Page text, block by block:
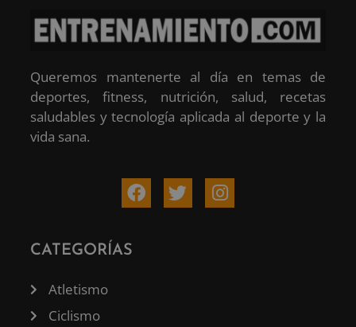
Queremos mantenerte al día en temas de
deportes, fitness, nutrición, salud, recetas
saludables y tecnología aplicada al deporte y la
vida sana.
CATEGORÍAS
Atletismo
Ciclismo